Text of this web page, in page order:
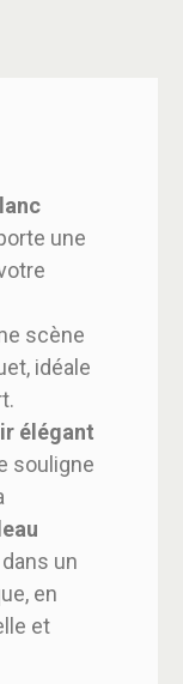
une
scène
idéale
élégant
souligne
un
en
et